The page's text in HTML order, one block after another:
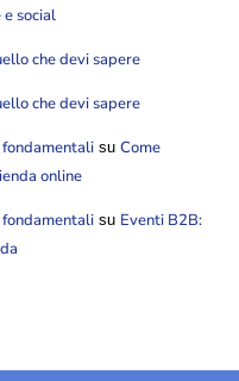
social
che devi sapere
che devi sapere
fondamentali suCome
online
fondamentali su Eventi B2B: